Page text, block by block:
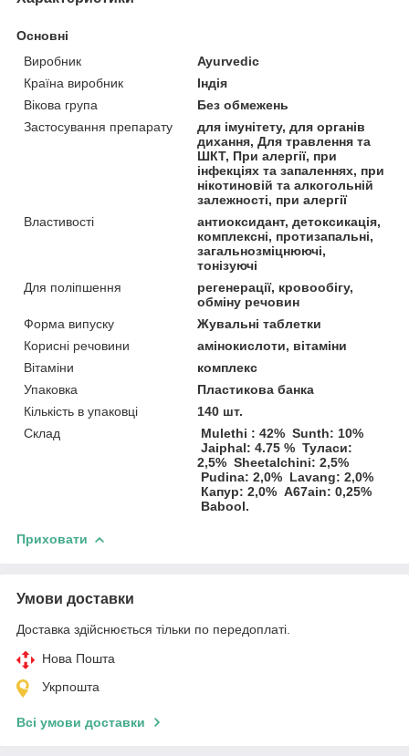
Основні
Виробник
Ayurvedic
Країна виробник
Індія
Вікова група
Без обмежень
Застосування препарату
для імунітету, для органів
дихання, Для травлення та
ШКТ, При алергії, при
інфекціях та запаленнях, при
нікотиновій та алкогольній
залежності, при алергії
Властивості
антиоксидант, детоксикація,
комплексні, протизапальні,
загальнозміцнюючі,
тонізуючі
Для поліпшення
регенерації, кровообігу,
обміну речовин
Форма випуску
Жувальні таблетки
Корисні речовини
амінокислоти, вітаміни
Вітаміни
комплекс
Упаковка
Пластикова банка
Кількість в упаковці
140 шт.
Склад
Mulethi : 42% Sunth: 10%
Jaiphal: 4.75 % Туласи:
2,5% Sheetalchini: 2,5%
Pudina: 2,0% Lavang: 2,0%
Капур: 2,0% A67ain: 0,25%
Babool.
Приховати
Умови доставки
Доставка здійснюється тільки по передоплаті.
Нова Пошта
Укрпошта
Всі умови доставки